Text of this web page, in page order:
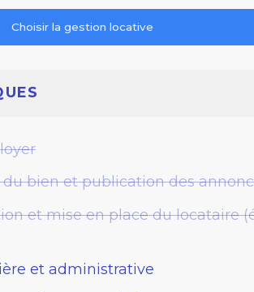
Choisir la gestion locative
bien et publication des
et mise en place du locataire
et administrative